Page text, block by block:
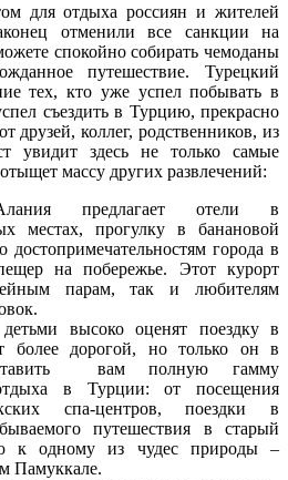
для отдыха россиян и жителей
отменили все санкции на
спокойно собирать чемоданы
путешествие. Турецкий
тех, кто уже успел побывать в
съездить в Турцию, прекрасно
друзей, коллег, родственников, из
увидит здесь не только самые
массу других развлечений:
предлагает отели в
местах, прогулку в банановой
города в
на побережье. Этот курорт
парам, так и любителям
высоко оценят поездку в
более дорогой, но только он в
вам полную гамму
в Турции: от посещения
спа-центров, поездки в
путешествия в старый
к одному из чудес природы –
Памуккале.